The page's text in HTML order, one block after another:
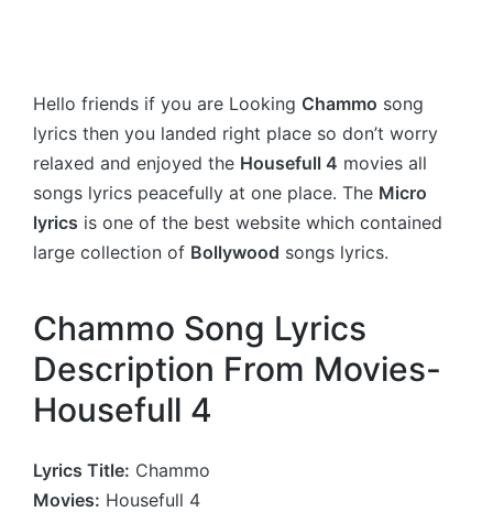
Hello friends if you are Looking Chammo song
lyrics then you landed right place so don’t worry
relaxed and enjoyed the Housefull 4 movies all
songs lyrics peacefully at one place. The Micro
lyrics is one of the best website which contained
large collection of Bollywood songs lyrics.
Chammo Song Lyrics
Description From Movies-
Housefull 4
Lyrics Title: Chammo
Movies: Housefull 4